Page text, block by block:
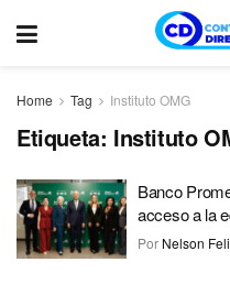
Home Tag Instituto OMG
Etiqueta: Instituto
Banco
acceso a la
Por Nelson